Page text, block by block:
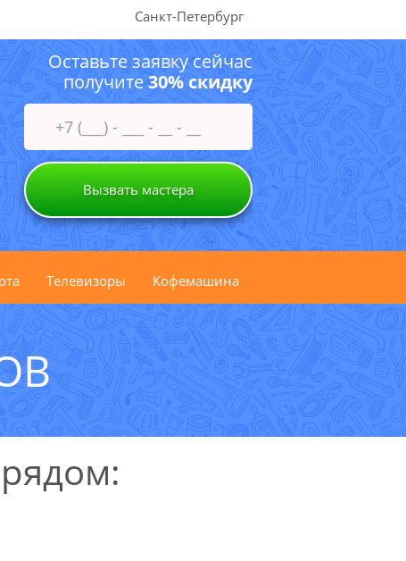
Санкт-Петербург
Оставьте заявку сейчас
получите30% скидку
Вызвать мастера
Телевизоры Кофемашина